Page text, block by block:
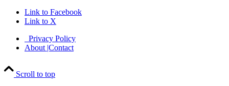
April 9, 2026
नासा का आर्टेमिस-2 मिशन: मनुष्य एक बार फिर से चंद्रमा के
पहुंचा
April 7, 2026
Link to Facebook
Link to X
Privacy Policy
About |Contact
Scroll to top